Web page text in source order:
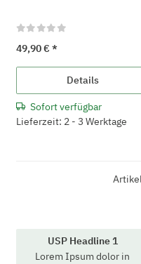
49,90 € *
Details
Sofort verfügbar
Lieferzeit: 2 - 3 Werktage
USP Headline 1
Lorem Ipsum dolor in